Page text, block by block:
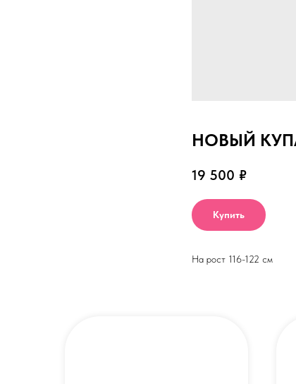
НОВЫЙ
19 500 ₽
Купить
На рост 116-122 см